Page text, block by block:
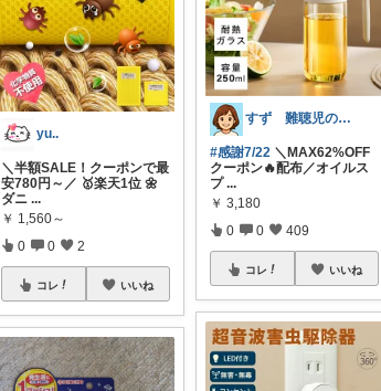
yu..
＼半額SALE！クーポンで最
安780円～／ 🥇楽天1位 🌼
ダニ ...
￥ 1,560～
0 0 2
コレ いいね
すず 難聴児のママ🦻
#感謝7/22 ＼MAX62%OFF
クーポン🔥配布／オイルス
プ ...
￥ 3,180
0 0 409
コレ いいね